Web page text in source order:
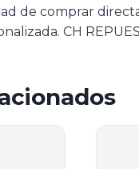
de comprar
CH